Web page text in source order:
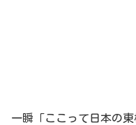
一瞬「ここって日本の